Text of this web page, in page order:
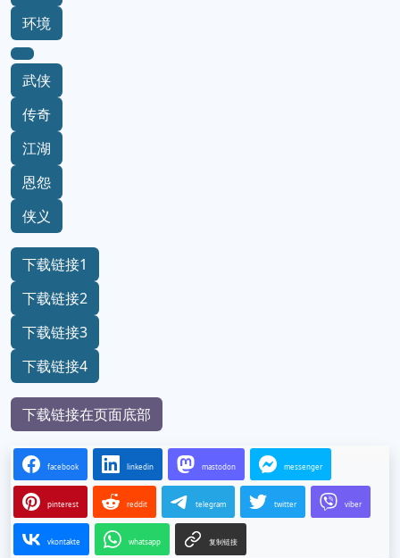
环境
武侠
传奇
江湖
恩怨
侠义
下载链接1
下载链接2
下载链接3
下载链接4
下载链接在页面底部
facebook linkedin mastodon messenger
pinterest reddit telegram twitter viber
vkontakte whatsapp 复制链接